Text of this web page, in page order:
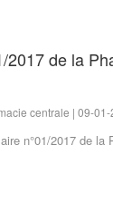
2017 de la
centrale | 09-
n°01/2017 de la